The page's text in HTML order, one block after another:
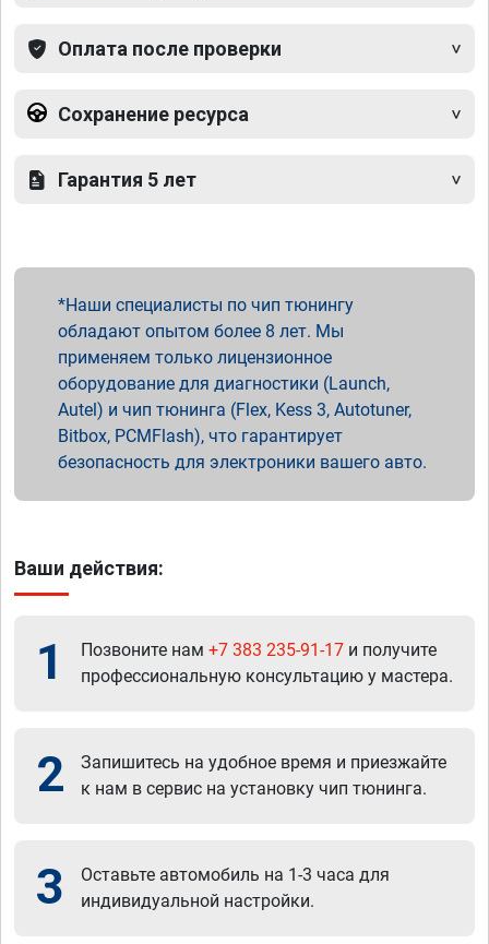
Оплата после проверки
Сохранение ресурса
Гарантия 5 лет
Наши специалисты по чип тюнингу
обладают опытом более 8 лет. Мы
применяем только лицензионное
оборудование для диагностики (Launch,
Autel) и чип тюнинга (Flex, Kess 3, Autotuner,
Bitbox, PCMFlash), что гарантирует
безопасность для электроники вашего авто.
Ваши действия:
1 Позвоните нам +7 383 235-91-17 и получите
профессиональную консультацию у мастера.
2
Запишитесь на удобное время и приезжайте
к нам в сервис на установку чип тюнинга.
3
Оставьте автомобиль на 1-3 часа для
индивидуальной настройки.